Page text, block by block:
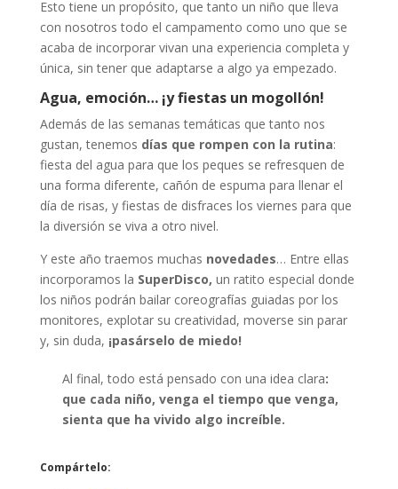
Esto tiene un propósito, que tanto un niño que lleva
con nosotros todo el campamento como uno que se
acaba de incorporar vivan una experiencia completa y
única, sin tener que adaptarse a algo ya empezado.
Agua, emoción… ¡y fiestas un mogollón!
Además de las semanas temáticas que tanto nos
gustan, tenemos días que rompen con la rutina:
fiesta del agua para que los peques se refresquen de
una forma diferente, cañón de espuma para llenar el
día de risas, y fiestas de disfraces los viernes para que
la diversión se viva a otro nivel.
Y este año traemos muchas novedades… Entre ellas
incorporamos la SuperDisco, un ratito especial donde
los niños podrán bailar coreografías guiadas por los
monitores, explotar su creatividad, moverse sin parar
y, sin duda, ¡pasárselo de miedo!
Al final, todo está pensado con una idea clara:
que cada niño, venga el tiempo que venga,
sienta que ha vivido algo increíble.
Compártelo: